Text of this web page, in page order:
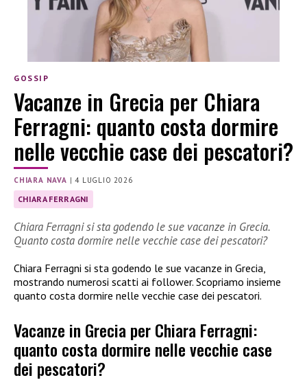
GOSSIP
Vacanze in Grecia per Chiara
Ferragni: quanto costa dormire
nelle vecchie case dei pescatori?
CHIARA NAVA |4 LUGLIO 2026
CHIARA FERRAGNI
Chiara Ferragni si sta godendo le sue vacanze in Grecia.
Quanto costa dormire nelle vecchie case dei pescatori?
Chiara Ferragni si sta godendo le sue vacanze in Grecia,
mostrando numerosi scatti ai follower. Scopriamo insieme
quanto costa dormire nelle vecchie case dei pescatori.
Vacanze in Grecia per Chiara Ferragni:
quanto costa dormire nelle vecchie case
dei pescatori?